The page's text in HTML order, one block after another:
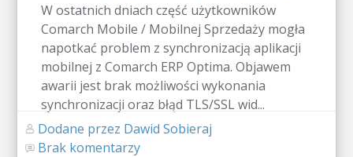
W ostatnich dniach część użytkowników
Comarch Mobile / Mobilnej Sprzedaży mogła
napotkać problem z synchronizacją aplikacji
mobilnej z Comarch ERP Optima. Objawem
awarii jest brak możliwości wykonania
synchronizacji oraz błąd TLS/SSL wid...
Dodane przez Dawid Sobieraj
Brak komentarzy